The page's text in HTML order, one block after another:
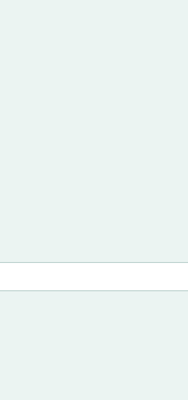
然的入微观察，还凝
本是画面所无，也是
渔阳诗话》卷中说：
飞杨花’，无一字泛
为羹，云最美。”苏
得到的东西。在苏
态感。前者如画，